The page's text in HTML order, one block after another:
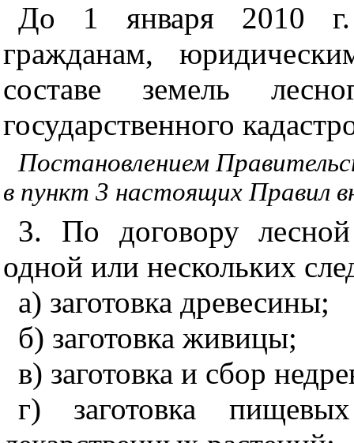
До 1 января 2010 г.
гражданам,
составе земель
государственного
Постановлением
в пункт 3 настоящих Правил
3. По договору лесной
одной или нескольких
а) заготовка древесины;
б) заготовка живицы;
в) заготовка и cбop
г) заготовка